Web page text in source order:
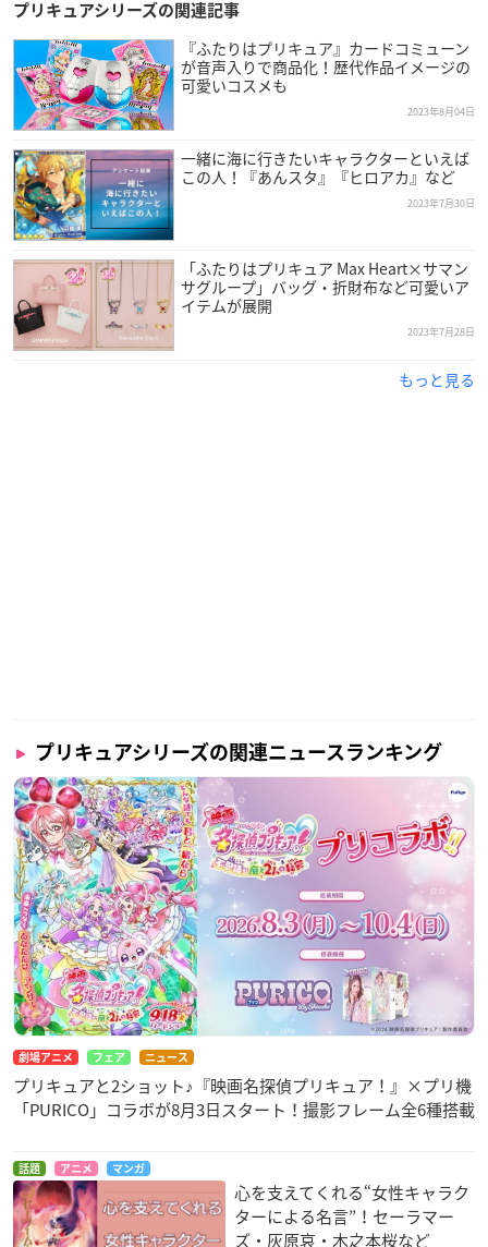
プリキュアシリーズの関連記事
『ふたりはプリキュア』カードコミューン
が音声入りで商品化！歴代作品イメージの
可愛いコスメも
2023年8月04日
一緒に海に行きたいキャラクターといえば
この人！『あんスタ』『ヒロアカ』など
2023年7月30日
「ふたりはプリキュア Max Heart×サマン
サグループ」バッグ・折財布など可愛いア
イテムが展開
2023年7月28日
もっと見る
プリキュアシリーズの関連ニュースランキング
劇場アニメ フェア ニュース
プリキュアと2ショット♪『映画名探偵プリキュア！』×プリ機
「PURICO」コラボが8月3日スタート！撮影フレーム全6種搭載
話題 アニメ マンガ
心を支えてくれる“女性キャラク
ターによる名言”！セーラマー
ズ・灰原哀・木之本桜など